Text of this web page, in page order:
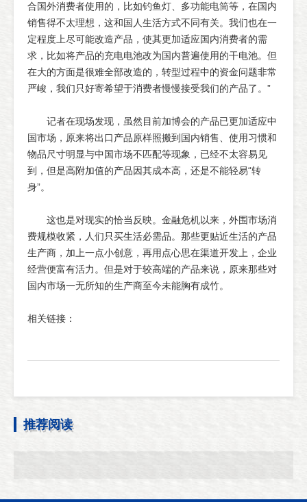
合国外消费者使用的，比如钓鱼灯、多功能电筒等，在国内
销售得不太理想，这和国人生活方式不同有关。我们也在一
定程度上尽可能改造产品，使其更加适应国内消费者的需
求，比如将产品的充电电池改为国内普遍使用的干电池。但
在大的方面是很难全部改造的，转型过程中的资金问题非常
严峻，我们只好寄希望于消费者慢慢接受我们的产品了。”
记者在现场发现，虽然目前加博会的产品已更加适应中
国市场，原来将出口产品原样照搬到国内销售、使用习惯和
物品尺寸明显与中国市场不匹配等现象，已经不太容易见
到，但是高附加值的产品因其成本高，还是不能轻易“转
身”。
这也是对现实的恰当反映。金融危机以来，外围市场消
费规模收紧，人们只买生活必需品。那些更贴近生活的产品
生产商，加上一点小创意，再用点心思在渠道开发上，企业
经营便富有活力。但是对于较高端的产品来说，原来那些对
国内市场一无所知的生产商至今未能胸有成竹。
相关链接：
推荐阅读